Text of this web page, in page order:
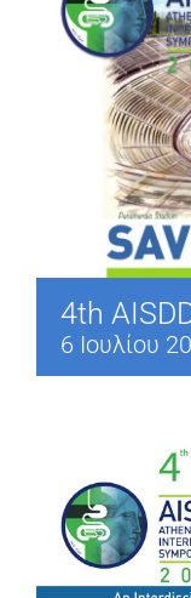
4th
6 Ιουλίου